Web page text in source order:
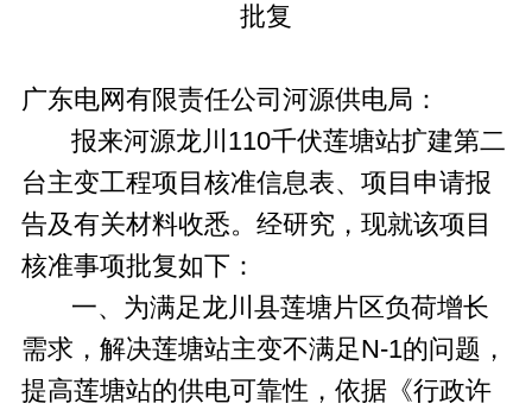
批复
广东电网有限责任公司河源供电局：
报来河源龙川110千伏莲塘站扩建第二
台主变工程项目核准信息表、项目申请报
告及有关材料收悉。经研究，现就该项目
核准事项批复如下：
一、为满足龙川县莲塘片区负荷增长
需求，解决莲塘站主变不满足N-1的问题，
提高莲塘站的供电可靠性，依据《行政许